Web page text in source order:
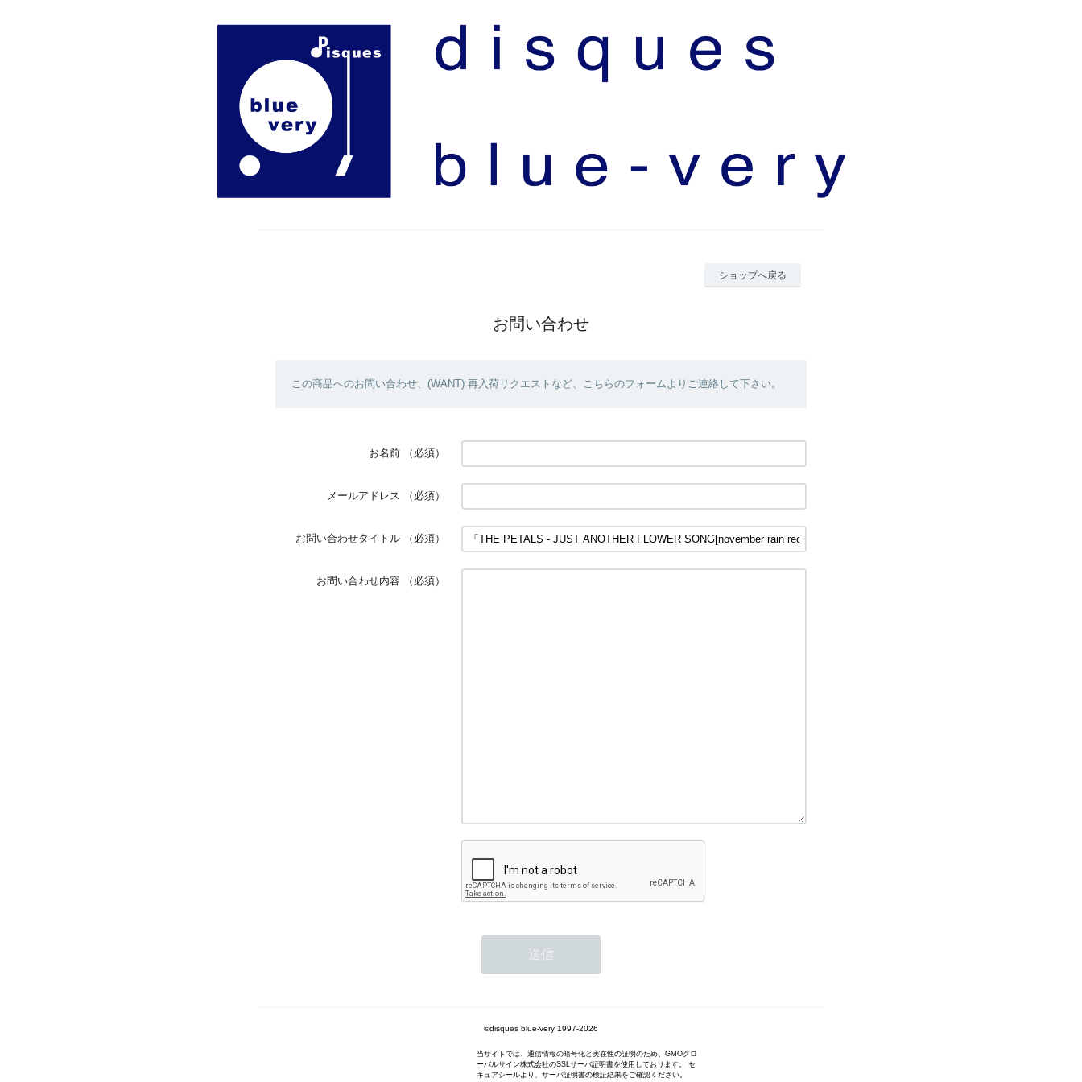
ショップへ戻る
お問い合わせ
この商品へのお問い合わせ、(WANT) 再入荷リクエストなど、こちらのフォームよりご連絡して下さい。
お名前 （必須）
メールアドレス （必須）
お問い合わせタイトル （必須）
お問い合わせ内容 （必須）
©disques blue-very 1997-2026
当サイトでは、通信情報の暗号化と実在性の証明のため、GMOグロ
ーバルサイン株式会社のSSLサーバ証明書を使用しております。 セ
キュアシールより、サーバ証明書の検証結果をご確認ください。